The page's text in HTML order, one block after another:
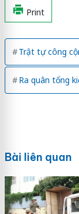
Print
Trật tự công
Ra quân tổng
Bài liên quan